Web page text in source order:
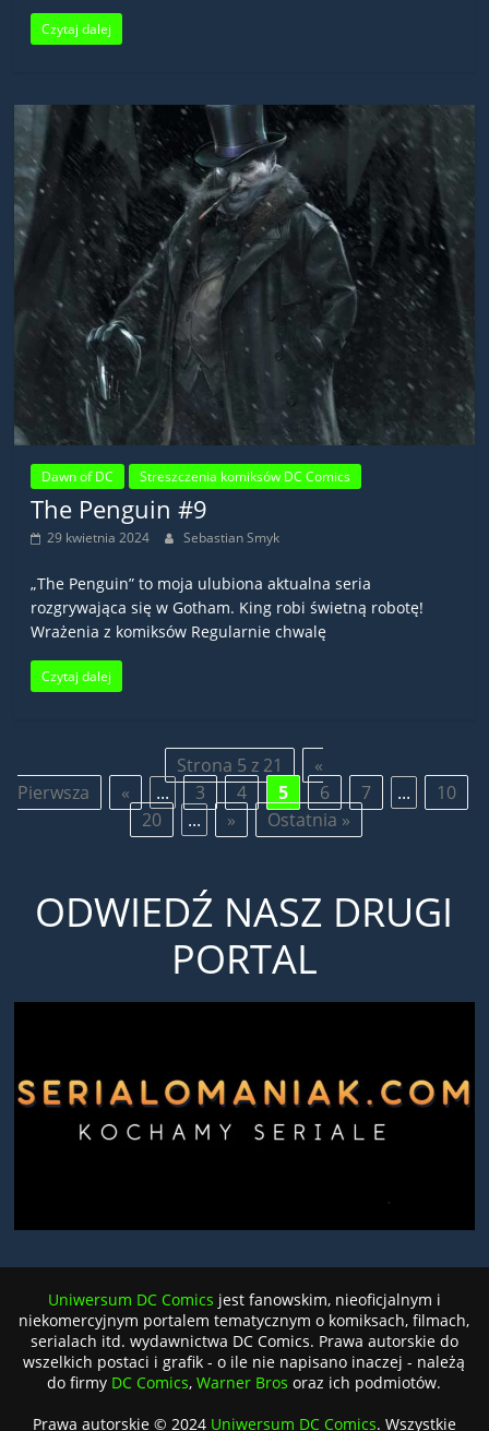
Czytaj dalej
Dawn of DC Streszczenia komiksów DC Comics
The Penguin #9
29 kwietnia 2024 Sebastian Smyk
„The Penguin” to moja ulubiona aktualna seria
rozgrywająca się w Gotham. King robi świetną robotę!
Wrażenia z komiksów Regularnie chwalę
Czytaj dalej
Strona 5 z 21
«
Pierwsza
« ... 3 4 5 6 7 ...
10
20
... » Ostatnia »
ODWIEDŹ NASZ DRUGI
PORTAL
Uniwersum DC Comics jest fanowskim, nieoficjalnym i
niekomercyjnym portalem tematycznym o komiksach, filmach,
serialach itd. wydawnictwa DC Comics. Prawa autorskie do
wszelkich postaci i grafik - o ile nie napisano inaczej - należą
do firmy DC Comics,Warner Bros oraz ich podmiotów.
Prawa autorskie © 2024 Uniwersum DC Comics. Wszystkie